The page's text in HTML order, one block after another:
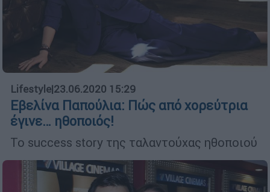
Lifestyle|23.06.2020 15:29
Εβελίνα Παπούλια: Πώς από χορεύτρια
έγινε… ηθοποιός!
Το success story της ταλαντούχας ηθοποιού